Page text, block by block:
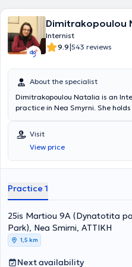
Dimitrakopoulou
Internist
9.9|543 reviews
About the specialist
Dimitrakopoulou Natalia is an
practice in Nea Smyrni. She
specialized in Internal Medicine,
Foot at the General Hospital of
participated in multicenter
the same hospital. She is a
Atherosclerosis Society.
Visit
View price
Practice 1
25is Martiou 9A (Dynatotita
Park), Nea Smirni, ΑΤΤΙΚΗ
1,5 km
Next availability